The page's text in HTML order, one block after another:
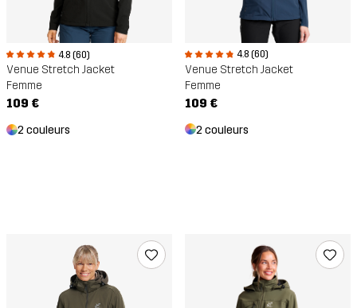
4.8 (60)
Venue Stretch Jacket
Femme
109 €
2 couleurs
4.8 (60)
Venue Stretch Jacket
Femme
109 €
2 couleurs